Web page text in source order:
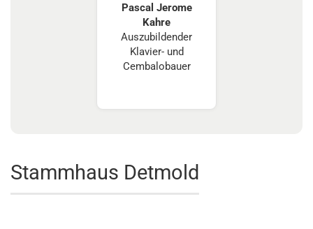
Pascal Jerome
Kahre
Auszubildender
Klavier- und
Cembalobauer
Stammhaus Detmold